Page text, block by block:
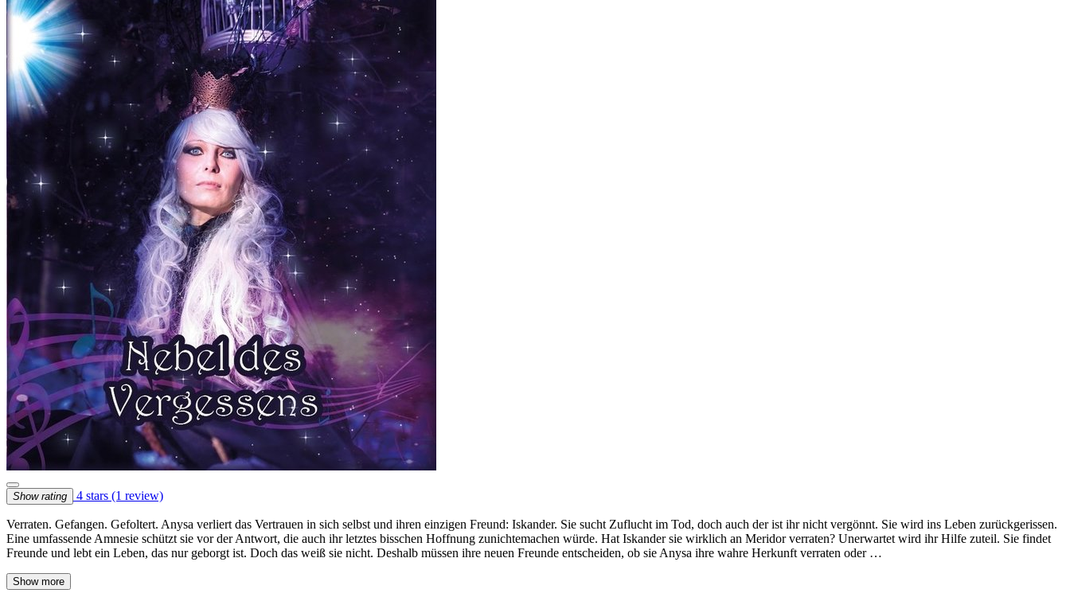
Show rating 4 stars (1 review)
Verraten. Gefangen. Gefoltert. Anysa verliert das Vertrauen in sich selbst und ihren einzigen Freund: Iskander. Sie sucht Zuflucht im Tod, doch auch der ist ihr nicht vergönnt. Sie wird ins Leben zurückgerissen.
Eine umfassende Amnesie schützt sie vor der Antwort, die auch ihr letztes bisschen Hoffnung zunichtemachen würde. Hat Iskander sie wirklich an Meridor verraten? Unerwartet wird ihr Hilfe zuteil. Sie findet
Freunde und lebt ein Leben, das nur geborgt ist. Doch das weiß sie nicht. Deshalb müssen ihre neuen Freunde entscheiden, ob sie Anysa ihre wahre Herkunft verraten oder …
Show more